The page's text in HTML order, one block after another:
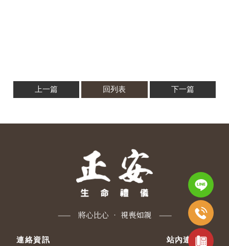
上一篇 回列表 下一篇